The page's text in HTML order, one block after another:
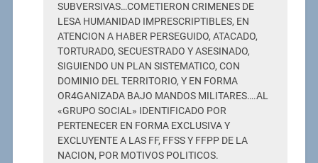
SUBVERSIVAS…COMETIERON CRIMENES DE
LESA HUMANIDAD IMPRESCRIPTIBLES, EN
ATENCION A HABER PERSEGUIDO, ATACADO,
TORTURADO, SECUESTRADO Y ASESINADO,
SIGUIENDO UN PLAN SISTEMATICO, CON
DOMINIO DEL TERRITORIO, Y EN FORMA
OR4GANIZADA BAJO MANDOS MILITARES….AL
«GRUPO SOCIAL» IDENTIFICADO POR
PERTENECER EN FORMA EXCLUSIVA Y
EXCLUYENTE A LAS FF, FFSS Y FFPP DE LA
NACION, POR MOTIVOS POLITICOS.